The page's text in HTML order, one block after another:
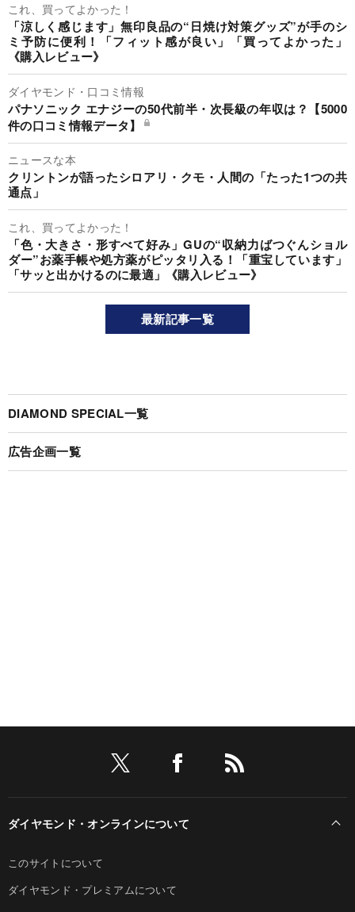
これ、買ってよかった！
「涼しく感じます」無印良品の“日焼け対策グッズ”が手のシ
ミ予防に便利！「フィット感が良い」「買ってよかった」
《購入レビュー》
ダイヤモンド・口コミ情報
パナソニック エナジーの50代前半・次長級の年収は？【5000
件の口コミ情報データ】
ニュースな本
クリントンが語ったシロアリ・クモ・人間の「たった1つの共
通点」
これ、買ってよかった！
「色・大きさ・形すべて好み」GUの“収納力ばつぐんショル
ダー”お薬手帳や処方薬がピッタリ入る！「重宝しています」
「サッと出かけるのに最適」《購入レビュー》
最新記事一覧
DIAMOND SPECIAL一覧
広告企画一覧
ダイヤモンド・オンラインについて
このサイトについて
ダイヤモンド・プレミアムについて